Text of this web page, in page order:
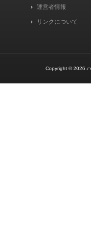
運営者情報
リンクについて
Copyright © 2026